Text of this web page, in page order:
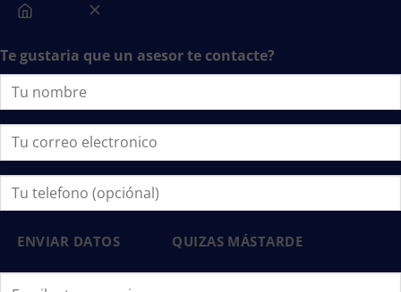
Te gustaria que un asesor te contacte?
ENVIAR DATOS QUIZAS MÁSTARDE